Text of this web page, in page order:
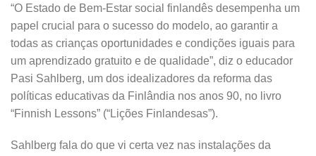
“O Estado de Bem-Estar social finlandês desempenha um
papel crucial para o sucesso do modelo, ao garantir a
todas as crianças oportunidades e condições iguais para
um aprendizado gratuito e de qualidade”, diz o educador
Pasi Sahlberg, um dos idealizadores da reforma das
políticas educativas da Finlândia nos anos 90, no livro
“Finnish Lessons” (“Lições Finlandesas”).
Sahlberg fala do que vi certa vez nas instalações da